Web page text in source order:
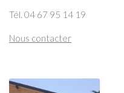
Tél. 04 67 95 14 19
Nous contacter